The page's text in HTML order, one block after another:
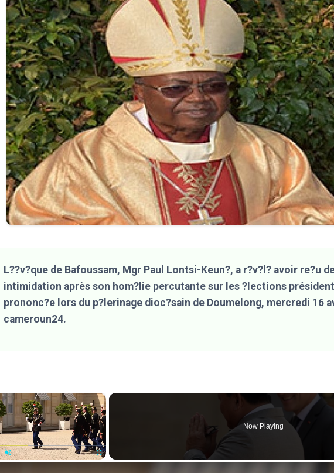
L??v?que de Bafoussam, Mgr Paul Lontsi-Keun?, a r?v?l? avoir re?u
intimidation après son hom?lie percutante sur les ?lections
prononc?e lors du p?lerinage dioc?sain de Doumelong, mercredi 16
cameroun24.
×
Now Playing